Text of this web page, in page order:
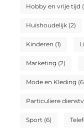
Hobby en vrije tijd
Huishoudelijk(2)
Kinderen (1)
Marketing (2)
Mode en Kleding
Particuliere
Sport(6)